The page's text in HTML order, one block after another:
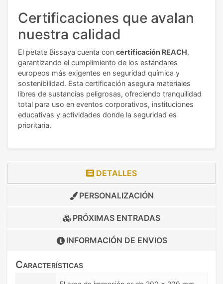
Certificaciones que avalan
nuestra calidad
El petate Bissaya cuenta con certificación REACH,
garantizando el cumplimiento de los estándares
europeos más exigentes en seguridad química y
sostenibilidad. Esta certificación asegura materiales
libres de sustancias peligrosas, ofreciendo tranquilidad
total para uso en eventos corporativos, instituciones
educativas y actividades donde la seguridad es
prioritaria.
DETALLES
PERSONALIZACIÓN
PRÓXIMAS ENTRADAS
INFORMACIÓN DE ENVIOS
Características